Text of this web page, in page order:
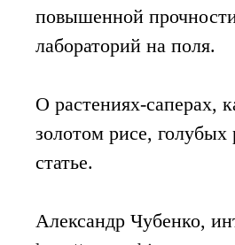
повышенной
лабораторий на поля.
О растениях-саперах,
золотом рисе,
статье.
Александр Чубенко,